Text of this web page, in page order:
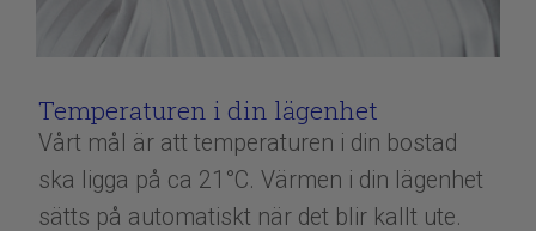
Temperaturen i din lägenhet
Vårt mål är att temperaturen i din bostad
ska ligga på ca 21°C. Värmen i din lägenhet
sätts på automatiskt när det blir kallt ute.